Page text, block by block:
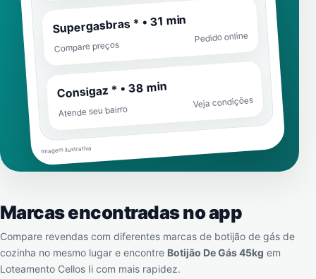
Supergasbras * • 31 min
Compare preços
Pedido online
Consigaz * • 38 min
Atende seu bairro
Veja condições
Imagem ilustrativa
Marcas encontradas no app
Compare revendas com diferentes marcas de botijão de gás de
cozinha no mesmo lugar e encontre Botijão De Gás 45kg em
Loteamento Cellos Ii com mais rapidez.